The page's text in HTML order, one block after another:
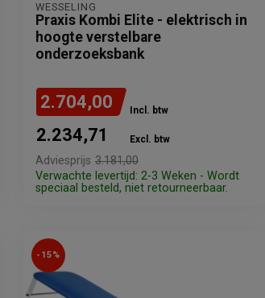
WESSELING
Praxis Kombi Elite - elektrisch in
hoogte verstelbare
onderzoeksbank
2.704,00 Incl. btw
2.234,71 Excl. btw
Adviesprijs 3.181,00
Verwachte levertijd: 2-3 Weken - Wordt
speciaal besteld, niet retourneerbaar.
-15%